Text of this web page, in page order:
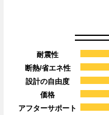
耐震性
断熱/省エネ性
設計の自由度
価格
アフターサポート